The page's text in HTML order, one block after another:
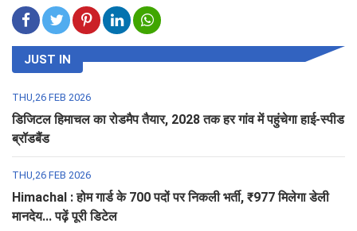
JUST IN
THU,26 FEB 2026
डिजिटल हिमाचल का रोडमैप तैयार, 2028 तक हर गांव में पहुंचेगा हाई-स्पीड
ब्रॉडबैंड
THU,26 FEB 2026
Himachal : होम गार्ड के 700 पदों पर निकली भर्ती, ₹977 मिलेगा डेली
मानदेय... पढ़ें पूरी डिटेल